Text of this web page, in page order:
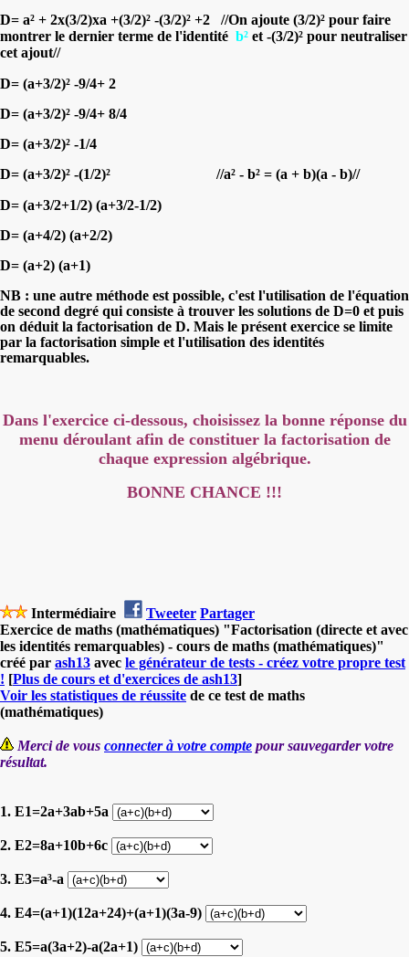
D= a² + 2x(3/2)xa +(3/2)² -(3/2)² +2 //On ajoute (3/2)² pour faire
montrer le dernier terme de l'identité b² et -(3/2)² pour neutraliser
cet ajout//
D= (a+3/2)² -9/4+ 2
D= (a+3/2)² -9/4+ 8/4
D= (a+3/2)² -1/4
D= (a+3/2)² -(1/2)² //a² - b² = (a + b)(a - b)//
D= (a+3/2+1/2) (a+3/2-1/2)
D= (a+4/2) (a+2/2)
D= (a+2) (a+1)
NB : une autre méthode est possible, c'est l'utilisation de l'équation
de second degré qui consiste à trouver les solutions de D=0 et puis
on déduit la factorisation de D. Mais le présent exercice se limite
par la factorisation simple et l'utilisation des identités
remarquables.
Dans l'exercice ci-dessous, choisissez la bonne réponse du
menu déroulant afin de constituer la factorisation de
chaque expression algébrique.
BONNE CHANCE !!!
Intermédiaire Tweeter Partager
Exercice de maths (mathématiques) "Factorisation (directe et avec
les identités remarquables) - cours de maths (mathématiques)"
créé par ash13 avec le générateur de tests - créez votre propre test
! [Plus de cours et d'exercices de ash13]
Voir les statistiques de réussite de ce test de maths
(mathématiques)
Merci de vous connecter à votre compte pour sauvegarder votre
résultat.
1. E1=2a+3ab+5a
2. E2=8a+10b+6c
3. E3=a³-a
4. E4=(a+1)(12a+24)+(a+1)(3a-9)
5. E5=a(3a+2)-a(2a+1)